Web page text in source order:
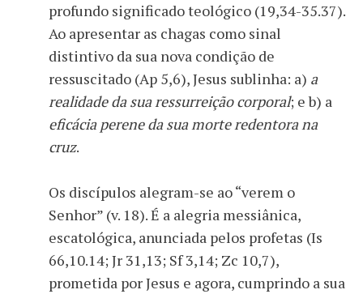
profundo significado teológico (19,34-35.37).
Ao apresentar as chagas como sinal
distintivo da sua nova condição de
ressuscitado (Ap 5,6), Jesus sublinha: a) a
realidade da sua ressurreição corporal; e b) a
eficácia perene da sua morte redentora na
cruz.
Os discípulos alegram-se ao “verem o
Senhor” (v. 18). É a alegria messiânica,
escatológica, anunciada pelos profetas (Is
66,10.14; Jr 31,13; Sf 3,14; Zc 10,7),
prometida por Jesus e agora, cumprindo a sua